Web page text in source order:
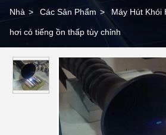
Nhà > Các Sản Phẩm > Máy Hút Khói
hơi có tiếng ồn thấp tùy chỉnh